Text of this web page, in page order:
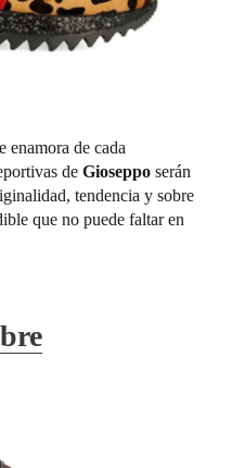
enamora de cada
deGioseppo serán
tendencia y sobre
que no puede faltar en